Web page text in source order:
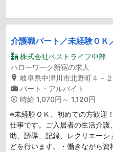
介護職パート／未経験ＯＫ
株式会社ベストライフ中部
ハローワーク新宿の求人
岐阜県中津川市北野町４－
パート・アルバイト
時給 1,070円～ 1,120円
※未経験ＯＫ、初めての方歓迎
仕事です。ご入居者の生活介
助、誘導、記録、レクリエー
どを行います。・働きながら